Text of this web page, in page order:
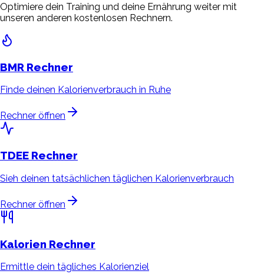
Optimiere dein Training und deine Ernährung weiter mit
unseren anderen kostenlosen Rechnern.
BMR Rechner
Finde deinen Kalorienverbrauch in Ruhe
Rechner öffnen
TDEE Rechner
Sieh deinen tatsächlichen täglichen Kalorienverbrauch
Rechner öffnen
Kalorien Rechner
Ermittle dein tägliches Kalorienziel